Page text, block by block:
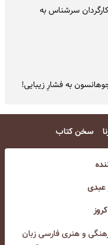
سرشناس به
به فشارِ زیبایی!
سخن کتاب
عبدی
و هنری فارسی زبان